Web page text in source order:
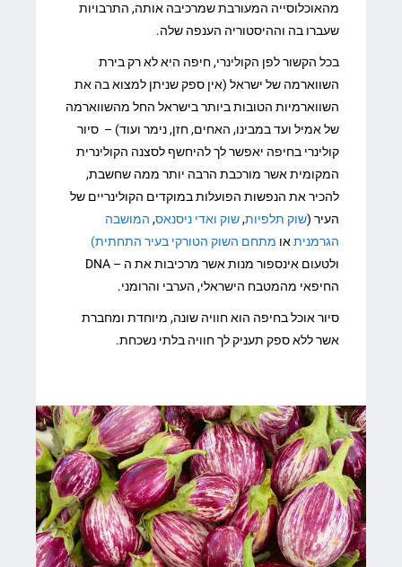
מהאוכלוסייה המעורבת שמרכיבה אותה, התרבויות
שעברו בה וההיסטוריה הענפה שלה.
בכל הקשור לפן הקולינרי, חיפה היא לא רק בירת
השווארמה של ישראל (אין ספק שניתן למצוא בה את
השווארמיות הטובות ביותר בישראל החל מהשווארמה
של אמיל ועד במבינו, האחים, חזן, נימר ועוד) – סיור
קולינרי בחיפה יאפשר לך להיחשף לסצנה הקולינרית
המקומית אשר מורכבת הרבה יותר ממה שחשבת,
להכיר את הנפשות הפועלות במוקדים הקולינריים של
העיר (שוק תלפיות,שוק ואדי ניסנאס, המושבה
הגרמניתאו מתחם השוק הטורקי בעיר התחתית)
ולטעום אינספור מנות אשר מרכיבות את ה – DNA
החיפאי מהמטבח הישראלי, הערבי והרומני.
סיור אוכל בחיפה הוא חוויה שונה, מיוחדת ומחברת
אשר ללא ספק תעניק לך חוויה בלתי נשכחת.